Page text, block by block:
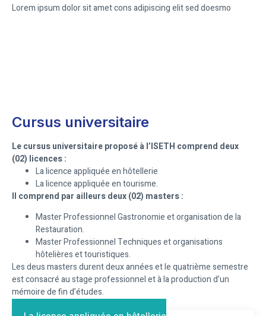
Lorem ipsum dolor sit amet cons adipiscing elit sed doesmo
Cursus universitaire
Le cursus universitaire proposé à l’ISETH comprend deux
(02) licences :
La licence appliquée en hôtellerie
La licence appliquée en tourisme.
Il comprend par ailleurs deux (02) masters :
Master Professionnel Gastronomie et organisation de la
Restauration.
Master Professionnel Techniques et organisations
hôtelières et touristiques.
Les deus masters durent deux années et le quatrième semestre
est consacré au stage professionnel et à la production d’un
mémoire de fin d’études.